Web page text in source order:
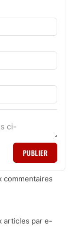
PUBLIER
commentaires
articles par e-